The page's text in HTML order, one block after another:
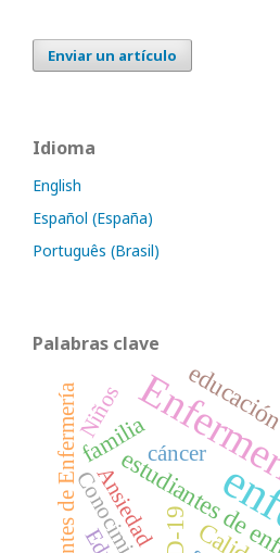
Enviar un artículo
Idioma
English
Español (España)
Português (Brasil)
Palabras clave
estudiantes
familia
Ansiedad
Estudiantes de EnfermeríaNiños
cáncer